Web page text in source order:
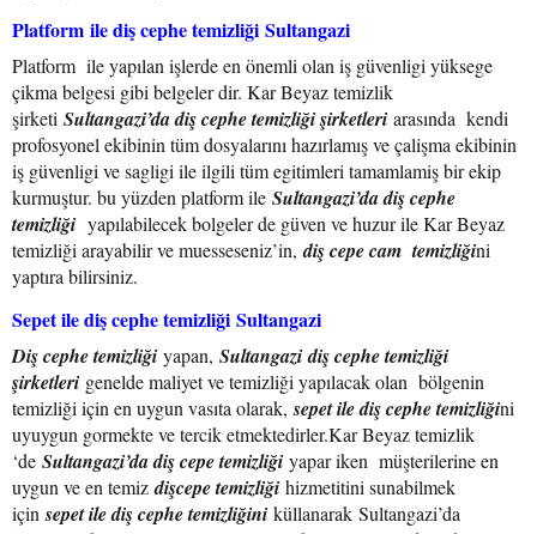
Platform ile diş cephe temizliği Sultangazi
Platform ile yapılan işlerde en önemli olan iş güvenligi yüksege
çikma belgesi gibi belgeler dir. Kar Beyaz temizlik
şirketi Sultangazi’da diş cephe temizliği şirketleri arasında kendi
profosyonel ekibinin tüm dosyalarını hazırlamış ve çalişma ekibinin
iş güvenligi ve sagligi ile ilgili tüm egitimleri tamamlamiş bir ekip
kurmuştur. bu yüzden platform ile Sultangazi’da diş cephe
temizliği yapılabilecek bolgeler de güven ve huzur ile Kar Beyaz
temizliği arayabilir ve muesseseniz’in,diş cepe cam temizliğini
yaptıra bilirsiniz.
Sepet ile diş cephe temizliği Sultangazi
Diş cephe temizliği yapan, Sultangazi diş cephe temizliği
şirketleri genelde maliyet ve temizliği yapılacak olan bölgenin
temizliği için en uygun vasıta olarak,sepet ile diş cephe temizliğini
uyuygun gormekte ve tercik etmektedirler.Kar Beyaz temizlik
‘de Sultangazi’da diş cepe temizliği yapar iken müşterilerine en
uygun ve en temizdişcepe temizliği hizmetitini sunabilmek
içinsepet ile diş cephe temizliğini küllanarak Sultangazi’da